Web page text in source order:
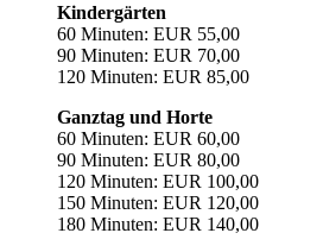
Kindergärten
60 Minuten: EUR 55,00
90 Minuten: EUR 70,00
120 Minuten: EUR 85,00
Ganztag und Horte
60 Minuten: EUR 60,00
90 Minuten: EUR 80,00
120 Minuten: EUR 100,00
150 Minuten: EUR 120,00
180 Minuten: EUR 140,00